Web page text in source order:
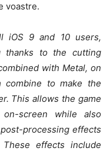
voastre.
iOS 9 and 10 users,
thanks to the cutting
with Metal, on
combine to make the
This allows the game
screen while also
processing effects
effects include